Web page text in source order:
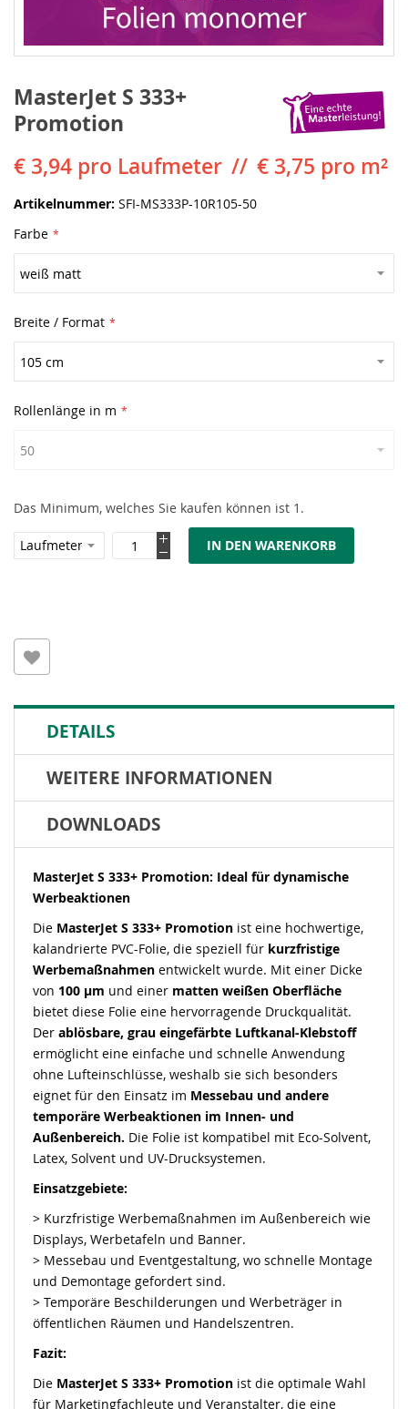
MasterJet S 333+
Promotion
€ 3,94 pro Laufmeter € 3,75 pro m²
Artikelnummer SFI-MS333P-10R105-50
Farbe
Breite / Format
Rollenlänge in m
Das Minimum, welches Sie kaufen können ist 1.
IN DEN WARENKORB
DETAILS
WEITERE INFORMATIONEN
DOWNLOADS
MasterJet S 333+ Promotion: Ideal für dynamische
Werbeaktionen
Die MasterJet S 333+ Promotion ist eine hochwertige,
kalandrierte PVC-Folie, die speziell für kurzfristige
Werbemaßnahmen entwickelt wurde. Mit einer Dicke
von 100 µm und einer matten weißen Oberfläche
bietet diese Folie eine hervorragende Druckqualität.
Der ablösbare, grau eingefärbte Luftkanal-Klebstoff
ermöglicht eine einfache und schnelle Anwendung
ohne Lufteinschlüsse, weshalb sie sich besonders
eignet für den Einsatz im Messebau und andere
temporäre Werbeaktionen im Innen- und
Außenbereich. Die Folie ist kompatibel mit Eco-Solvent,
Latex, Solvent und UV-Drucksystemen.
Einsatzgebiete:
> Kurzfristige Werbemaßnahmen im Außenbereich wie
Displays, Werbetafeln und Banner.
> Messebau und Eventgestaltung, wo schnelle Montage
und Demontage gefordert sind.
> Temporäre Beschilderungen und Werbeträger in
öffentlichen Räumen und Handelszentren.
Fazit:
Die MasterJet S 333+ Promotion ist die optimale Wahl
für Marketingfachleute und Veranstalter, die eine